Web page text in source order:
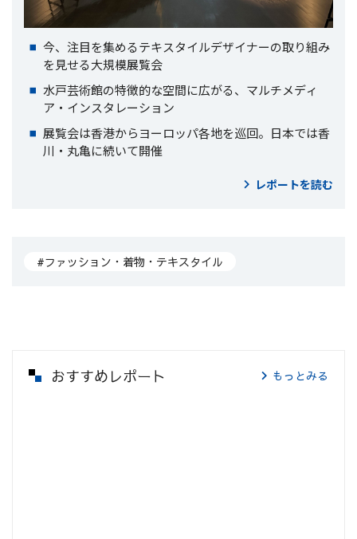
今、注目を集めるテキスタイルデザイナーの取り組み
を見せる大規模展覧会
水戸芸術館の特徴的な空間に広がる、マルチメディ
ア・インスタレーション
展覧会は香港からヨーロッパ各地を巡回。日本では香
川・丸亀に続いて開催
レポートを読む
#ファッション・着物・テキスタイル
おすすめレポート もっとみる